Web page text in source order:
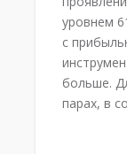
уровнем
с
больше.
парах, в